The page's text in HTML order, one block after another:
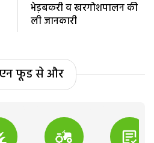
भेड़बकरी व खरगोशपालन की
ली जानकारी
एन फूड से और